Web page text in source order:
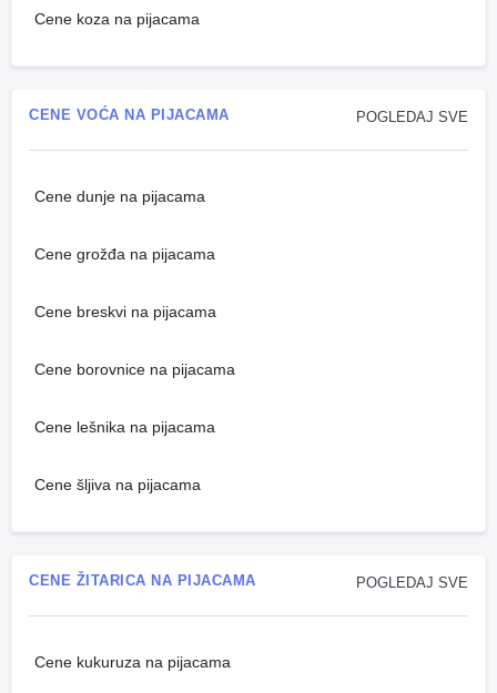
Cene koza na pijacama
POGLEDAJ SVE
CENE VOĆA NA PIJACAMA
Cene dunje na pijacama
Cene grožđa na pijacama
Cene breskvi na pijacama
Cene borovnice na pijacama
Cene lešnika na pijacama
Cene šljiva na pijacama
POGLEDAJ SVE
CENE ŽITARICA NA PIJACAMA
Cene kukuruza na pijacama